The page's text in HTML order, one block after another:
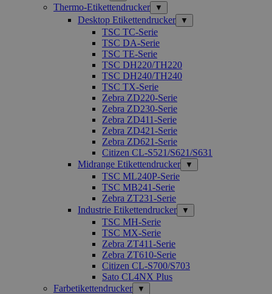
Thermo-Etikettendrucker ▼
Desktop Etikettendrucker ▼
TSC TC-Serie
TSC DA-Serie
TSC TE-Serie
TSC DH220/TH220
TSC DH240/TH240
TSC TX-Serie
Zebra ZD220-Serie
Zebra ZD230-Serie
Zebra ZD411-Serie
Zebra ZD421-Serie
Zebra ZD621-Serie
Citizen CL-S521/S621/S631
Midrange Etikettendrucker
▼
TSC ML240P-Serie
TSC MB241-Serie
Zebra ZT231-Serie
Industrie Etikettendrucker
▼
TSC MH-Serie
TSC MX-Serie
Zebra ZT411-Serie
Zebra ZT610-Serie
Citizen CL-S700/S703
Sato CL4NX Plus
Farbetikettendrucker
▼